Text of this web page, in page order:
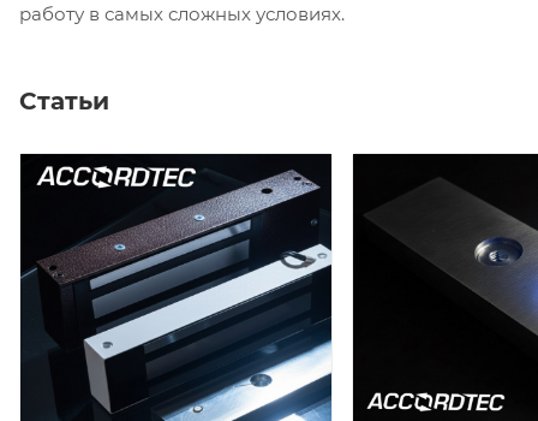
работу в самых сложных условиях.
Статьи